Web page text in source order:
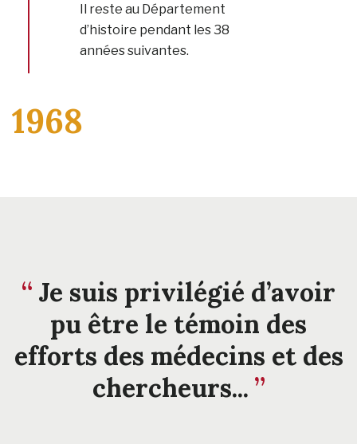
Il reste au Département
d’histoire pendant les 38
années suivantes.
1968
Je suis privilégié d’avoir
pu être le témoin des
efforts des médecins et des
chercheurs...